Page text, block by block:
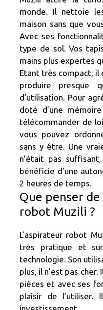
monde. Il nettoie
maison sans que
Avec ses
type de sol. Vos
mains plus expertes
Etant très compact, il
produire presque
d’utilisation. Pour
doté d’une
télécommander de
vous pouvez
sans y être. Une
n’était pas
bénéficie d’une
2 heures de temps.
Que penser
robot Muzili ?
L’aspirateur robot
très pratique et
technologie. Son
plus, il n’est pas
pièces et avec ses
plaisir de l’utiliser.